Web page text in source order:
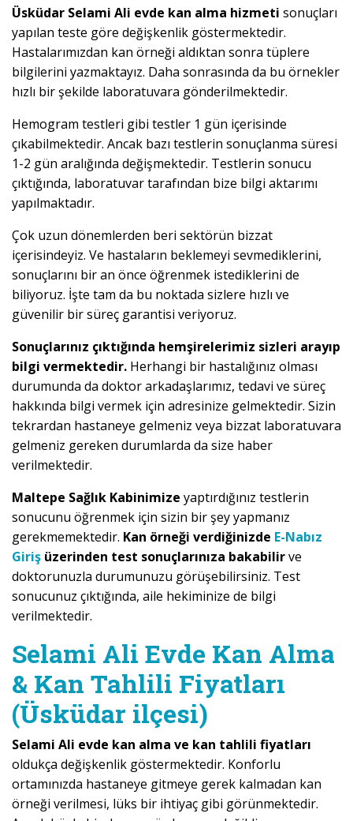
Üsküdar Selami Ali evde kan alma hizmeti sonuçları
yapılan teste göre değişkenlik göstermektedir.
Hastalarımızdan kan örneği aldıktan sonra tüplere
bilgilerini yazmaktayız. Daha sonrasında da bu örnekler
hızlı bir şekilde laboratuvara gönderilmektedir.
Hemogram testleri gibi testler 1 gün içerisinde
çıkabilmektedir. Ancak bazı testlerin sonuçlanma süresi
1-2 gün aralığında değişmektedir. Testlerin sonucu
çıktığında, laboratuvar tarafından bize bilgi aktarımı
yapılmaktadır.
Çok uzun dönemlerden beri sektörün bizzat
içerisindeyiz. Ve hastaların beklemeyi sevmediklerini,
sonuçlarını bir an önce öğrenmek istediklerini de
biliyoruz. İşte tam da bu noktada sizlere hızlı ve
güvenilir bir süreç garantisi veriyoruz.
Sonuçlarınız çıktığında hemşirelerimiz sizleri arayıp
bilgi vermektedir. Herhangi bir hastalığınız olması
durumunda da doktor arkadaşlarımız, tedavi ve süreç
hakkında bilgi vermek için adresinize gelmektedir. Sizin
tekrardan hastaneye gelmeniz veya bizzat laboratuvara
gelmeniz gereken durumlarda da size haber
verilmektedir.
Maltepe Sağlık Kabinimize yaptırdığınız testlerin
sonucunu öğrenmek için sizin bir şey yapmanız
gerekmemektedir. Kan örneği verdiğinizde E-Nabız
Giriş üzerinden test sonuçlarınıza bakabilirve
doktorunuzla durumunuzu görüşebilirsiniz. Test
sonucunuz çıktığında, aile hekiminize de bilgi
verilmektedir.
Selami Ali Evde Kan Alma
& Kan Tahlili Fiyatları
(Üsküdar ilçesi)
Selami Ali evde kan alma ve kan tahlili fiyatları
oldukça değişkenlik göstermektedir. Konforlu
ortamınızda hastaneye gitmeye gerek kalmadan kan
örneği verilmesi, lüks bir ihtiyaç gibi görünmektedir.